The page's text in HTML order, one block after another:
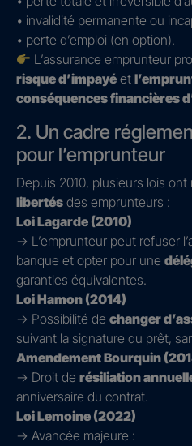
• invalidité permanente ou
• perte d’emploi (en option).
L’assurance emprunteur
risque d’impayé et
conséquences financières
2. Un cadre
pour l’emprunteur
Depuis 2010, plusieurs lois ont
libertés des emprunteurs :
Loi Lagarde (2010)
→ L’emprunteur peut refuser
banque et opter pour une
garanties équivalentes.
Loi Hamon (2014)
→ Possibilité de changer
suivant la signature du prêt,
Amendement Bourquin
→ Droit de résiliation
anniversaire du contrat.
Loi Lemoine (2022)
→ Avancée majeure :